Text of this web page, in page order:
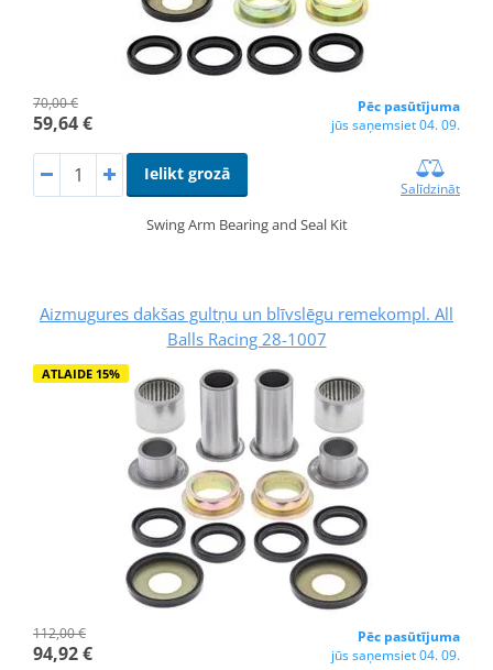
70,00 €
59,64 €
Pēc pasūtījuma
jūs saņemsiet 04. 09.
Ielikt grozā
Salīdzināt
Swing Arm Bearing and Seal Kit
Aizmugures dakšas gultņu un blīvslēgu remekompl. All
Balls Racing 28-1007
ATLAIDE 15%
112,00 €
94,92 €
Pēc pasūtījuma
jūs saņemsiet 04. 09.